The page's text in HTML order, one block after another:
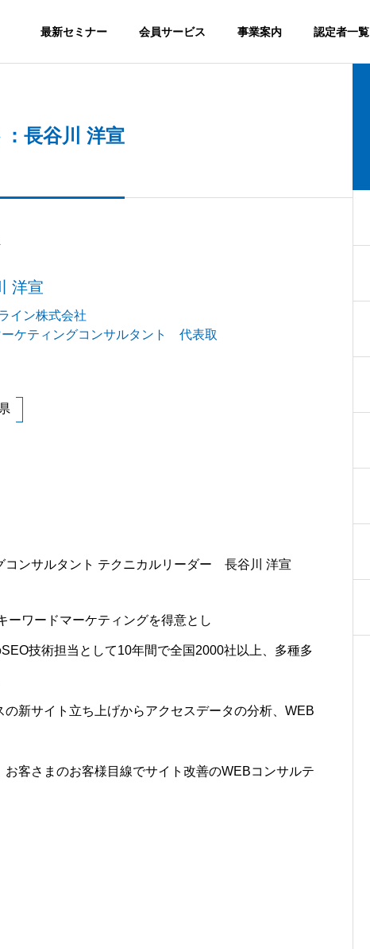
最新セミナー 会員サービス 事業案内 認定者一覧
SEOが必
CERTITIED SCHOOL
長谷川 洋宣
洋宣
イン株式会社
ケティングコンサルタント 代表取
ンサルタント テクニカルリーダー 長谷川 洋宣
ーワードマーケティングを得意とし
技術担当として10年間で全国2000社以上、多種多
新サイト立ち上げからアクセスデータの分析、WEB
客さまのお客様目線でサイト改善のWEBコンサルテ